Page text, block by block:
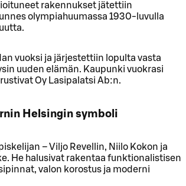
rakennukset jätettiin
olympiahuumassa 1930-luvulla
vuoksi ja järjestettiin lopulta vasta
uuden elämän. Kaupunki vuokrasi
Oy Lasipalatsi Ab:n.
Helsingin symboli
– Viljo Revellin, Niilo Kokon ja
He halusivat rakentaa funktionalistisen
valon korostus ja moderni